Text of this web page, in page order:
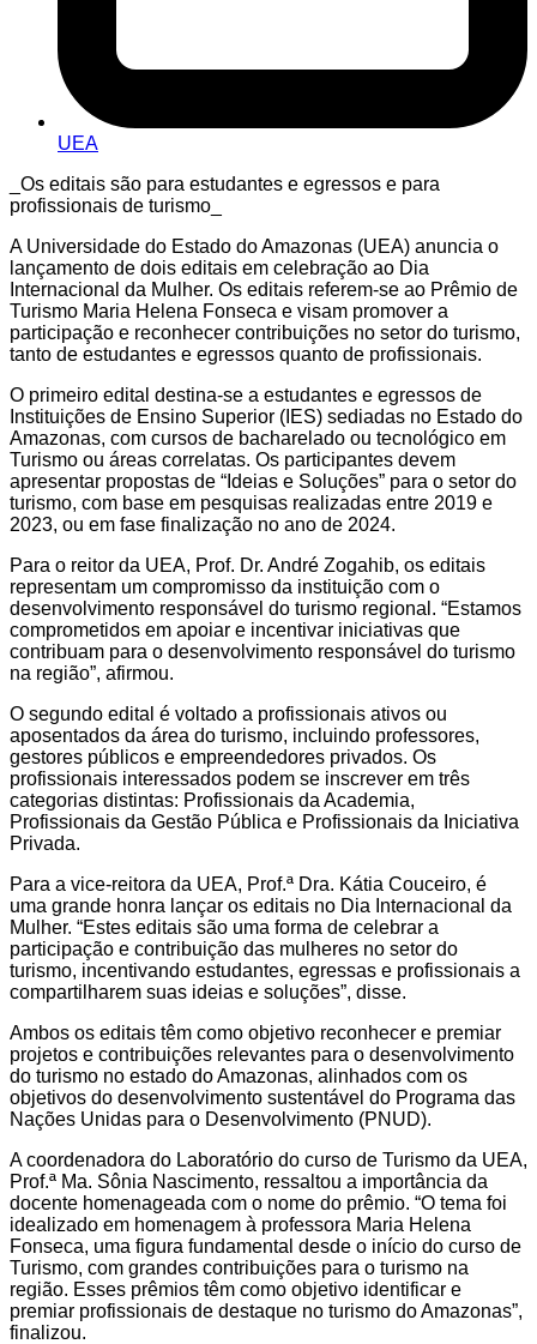
UEA
_Os editais são para estudantes e egressos e para
profissionais de turismo_
A Universidade do Estado do Amazonas (UEA) anuncia o
lançamento de dois editais em celebração ao Dia
Internacional da Mulher. Os editais referem-se ao Prêmio de
Turismo Maria Helena Fonseca e visam promover a
participação e reconhecer contribuições no setor do turismo,
tanto de estudantes e egressos quanto de profissionais.
O primeiro edital destina-se a estudantes e egressos de
Instituições de Ensino Superior (IES) sediadas no Estado do
Amazonas, com cursos de bacharelado ou tecnológico em
Turismo ou áreas correlatas. Os participantes devem
apresentar propostas de “Ideias e Soluções” para o setor do
turismo, com base em pesquisas realizadas entre 2019 e
2023, ou em fase finalização no ano de 2024.
Para o reitor da UEA, Prof. Dr. André Zogahib, os editais
representam um compromisso da instituição com o
desenvolvimento responsável do turismo regional. “Estamos
comprometidos em apoiar e incentivar iniciativas que
contribuam para o desenvolvimento responsável do turismo
na região”, afirmou.
O segundo edital é voltado a profissionais ativos ou
aposentados da área do turismo, incluindo professores,
gestores públicos e empreendedores privados. Os
profissionais interessados podem se inscrever em três
categorias distintas: Profissionais da Academia,
Profissionais da Gestão Pública e Profissionais da Iniciativa
Privada.
Para a vice-reitora da UEA, Prof.ª Dra. Kátia Couceiro, é
uma grande honra lançar os editais no Dia Internacional da
Mulher. “Estes editais são uma forma de celebrar a
participação e contribuição das mulheres no setor do
turismo, incentivando estudantes, egressas e profissionais a
compartilharem suas ideias e soluções”, disse.
Ambos os editais têm como objetivo reconhecer e premiar
projetos e contribuições relevantes para o desenvolvimento
do turismo no estado do Amazonas, alinhados com os
objetivos do desenvolvimento sustentável do Programa das
Nações Unidas para o Desenvolvimento (PNUD).
A coordenadora do Laboratório do curso de Turismo da UEA,
Prof.ª Ma. Sônia Nascimento, ressaltou a importância da
docente homenageada com o nome do prêmio. “O tema foi
idealizado em homenagem à professora Maria Helena
Fonseca, uma figura fundamental desde o início do curso de
Turismo, com grandes contribuições para o turismo na
região. Esses prêmios têm como objetivo identificar e
premiar profissionais de destaque no turismo do Amazonas”,
finalizou.